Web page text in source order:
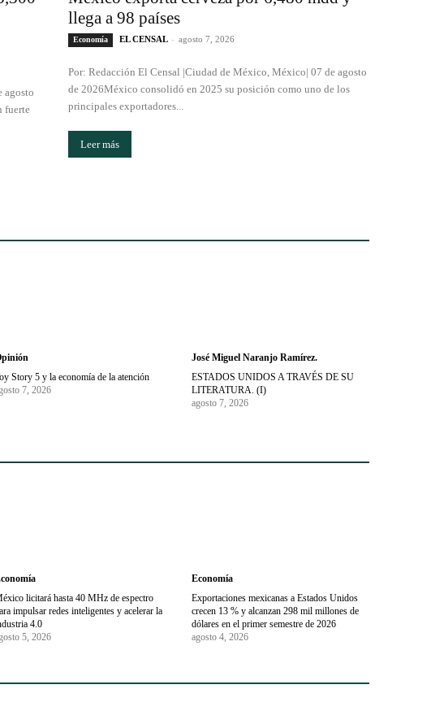
agosto
fuerte
llega a 98 países
Economía EL CENSAL - agosto 7, 2026
Por: Redacción El Censal |Ciudad de México, México| 07 de agosto
de 2026México consolidó en 2025 su posición como uno de los
principales exportadores...
Leer más
Story 5 y la economía de la atención
7, 2026
José Miguel Naranjo Ramírez.
ESTADOS UNIDOS A TRAVÉS DE SU
LITERATURA. (I)
agosto 7, 2026
licitará hasta 40 MHz de espectro
impulsar redes inteligentes y acelerar la
4.0
5, 2026
Economía
Exportaciones mexicanas a Estados Unidos
crecen 13 % y alcanzan 298 mil millones de
dólares en el primer semestre de 2026
agosto 4, 2026